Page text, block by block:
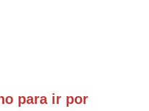
para ir por